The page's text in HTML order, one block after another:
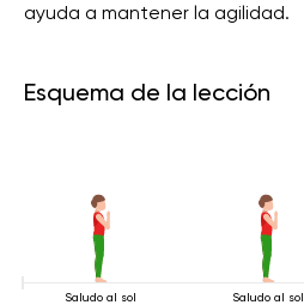
ayuda a mantener la agilidad.
Esquema de la lección
Saludo al sol Saludo al sol